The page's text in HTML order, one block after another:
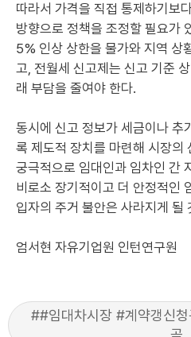
따라서 가격을 직접 통제하기보
방향으로 정책을 조정할 필요가
5% 인상 상한을 물가와 지역 상
고, 전월세 신고제는 신고 기준
래 부담을 줄여야 한다.
동시에 신고 정보가 세금이나 추
록 제도적 장치를 마련해 시장의
궁극적으로 임대인과 임차인 간
비로소 장기적이고 더 안정적인
입자의 주거 불안은 사라지게 될
엄서현 자유기업원 인턴연구원
##임대차시장 #계약갱신